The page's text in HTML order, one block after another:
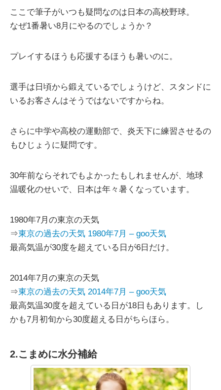
ここで筆子がいつも疑問なのは日本の高校野球。
なぜ1番暑い8月にやるのでしょうか？
プレイするほうも応援するほうも暑いのに。
選手は日頃から鍛えているでしょうけど、スタンドに
いるお客さんはそうではないですからね。
さらに中学や高校の運動部で、炎天下に練習させるの
もひじょうに疑問です。
30年前ならそれでもよかったもしれませんが、地球
温暖化のせいで、日本は年々暑くなっています。
1980年7月の東京の天気
⇒東京の過去の天気 1980年7月 – goo天気
最高気温が30度を超えている日が6日だけ。
2014年7月の東京の天気
⇒東京の過去の天気 2014年7月 – goo天気
最高気温30度を超えている日が18日もあります。し
かも7月初旬から30度超える日がちらほら。
2.こまめに水分補給